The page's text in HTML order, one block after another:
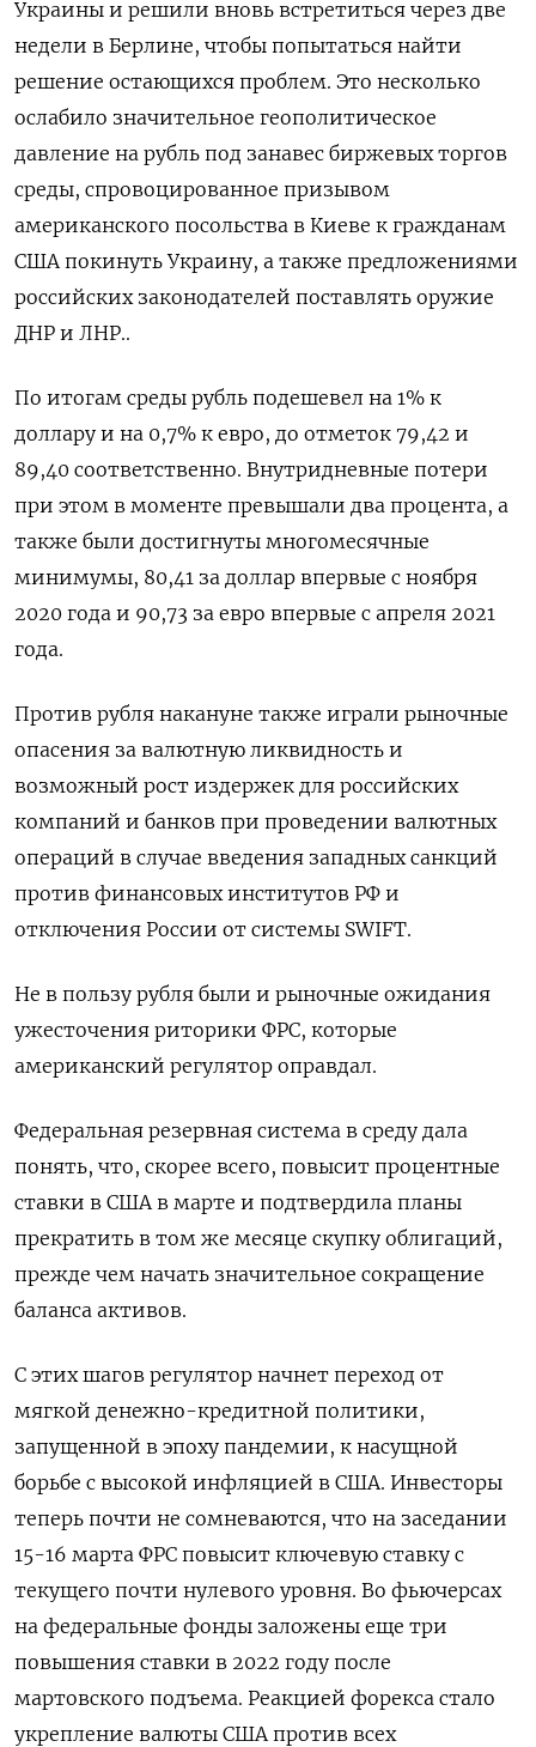
Украины и решили вновь встретиться через две
недели в Берлине, чтобы попытаться найти
решение остающихся проблем. Это несколько
ослабило значительное геополитическое
давление на рубль под занавес биржевых торгов
среды, спровоцированное призывом
американского посольства в Киеве к гражданам
США покинуть Украину, а также предложениями
российских законодателей поставлять оружие
ДНР и ЛНР..
По итогам среды рубль подешевел на 1% к
доллару и на 0,7% к евро, до отметок 79,42 и
89,40 соответственно. Внутридневные потери
при этом в моменте превышали два процента, а
также были достигнуты многомесячные
минимумы, 80,41 за доллар впервые с ноября
2020 года и 90,73 за евро впервые с апреля 2021
года.
Против рубля накануне также играли рыночные
опасения за валютную ликвидность и
возможный рост издержек для российских
компаний и банков при проведении валютных
операций в случае введения западных санкций
против финансовых институтов РФ и
отключения России от системы SWIFT.
Не в пользу рубля были и рыночные ожидания
ужесточения риторики ФРС, которые
американский регулятор оправдал.
Федеральная резервная система в среду дала
понять, что, скорее всего, повысит процентные
ставки в США в марте и подтвердила планы
прекратить в том же месяце скупку облигаций,
прежде чем начать значительное сокращение
баланса активов.
С этих шагов регулятор начнет переход от
мягкой денежно-кредитной политики,
запущенной в эпоху пандемии, к насущной
борьбе с высокой инфляцией в США. Инвесторы
теперь почти не сомневаются, что на заседании
15-16 марта ФРС повысит ключевую ставку с
текущего почти нулевого уровня. Во фьючерсах
на федеральные фонды заложены еще три
повышения ставки в 2022 году после
мартовского подъема. Реакцией форекса стало
укрепление валюты США против всех